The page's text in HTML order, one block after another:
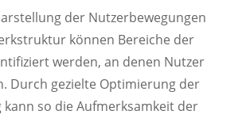
der Nutzerbewegungen
können Bereiche der
werden, an denen Nutzer
Durch gezielte Optimierung der
kann so die Aufmerksamkeit der